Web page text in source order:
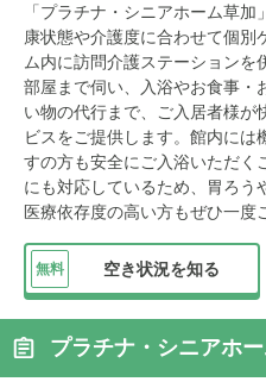
「プラチナ・シニアホーム草
康状態や介護度に合わせて個別
ム内に訪問介護ステーションを
部屋まで伺い、入浴やお食事・
い物の代行まで、ご入居者様が
ビスをご提供します。館内に
すの方も安全にご入浴いただく
にも対応しているため、胃ろ
医療依存度の高い方もぜひ一度
無料 空き状況を知る
プラチナ・シニアホ